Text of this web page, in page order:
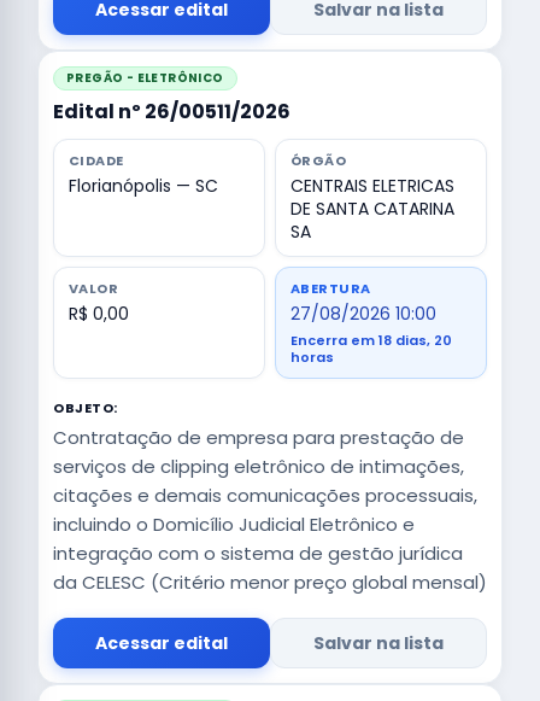
Acessar edital Salvar na lista
PREGÃO - ELETRÔNICO
Edital nº 26/00511/2026
CIDADE
Florianópolis — SC
ÓRGÃO
CENTRAIS ELETRICAS
DE SANTA CATARINA
SA
VALOR
R$ 0,00
ABERTURA
27/08/2026 10:00
Encerra em 18 dias, 20
horas
OBJETO:
Contratação de empresa para prestação de
serviços de clipping eletrônico de intimações,
citações e demais comunicações processuais,
incluindo o Domicílio Judicial Eletrônico e
integração com o sistema de gestão jurídica
da CELESC (Critério menor preço global mensal)
Acessar edital Salvar na lista